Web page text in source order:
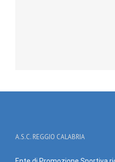
A.S.C. REGGIO CALABRIA